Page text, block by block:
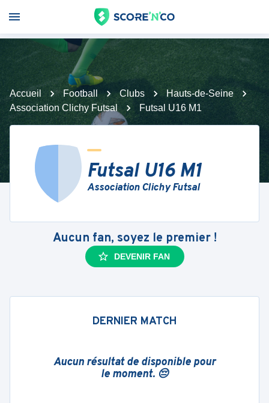
Accueil Football Clubs
Hauts-de-Seine
Association Clichy Futsal
Futsal U16 M1
Futsal U16 M1
Association Clichy Futsal
Aucun fan, soyez le premier !
DEVENIR FAN
DERNIER MATCH
Aucun résultat de disponible pour
le moment. 😔